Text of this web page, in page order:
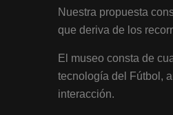
Nuestra propuesta
que deriva de los
El museo consta de
tecnología del Fútbol,
interacción.